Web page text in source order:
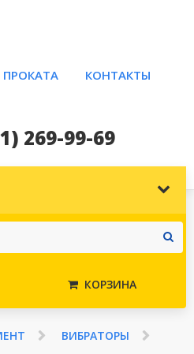
КОНТАКТЫ
269-99-69
КОРЗИНА
ВИБРАТОРЫ